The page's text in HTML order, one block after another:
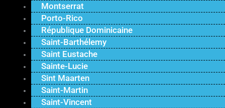
Montserrat
Porto-Rico
République Dominicaine
Saint-Barthélemy
Saint Eustache
Sainte-Lucie
Sint Maarten
Saint-Martin
Saint-Vincent